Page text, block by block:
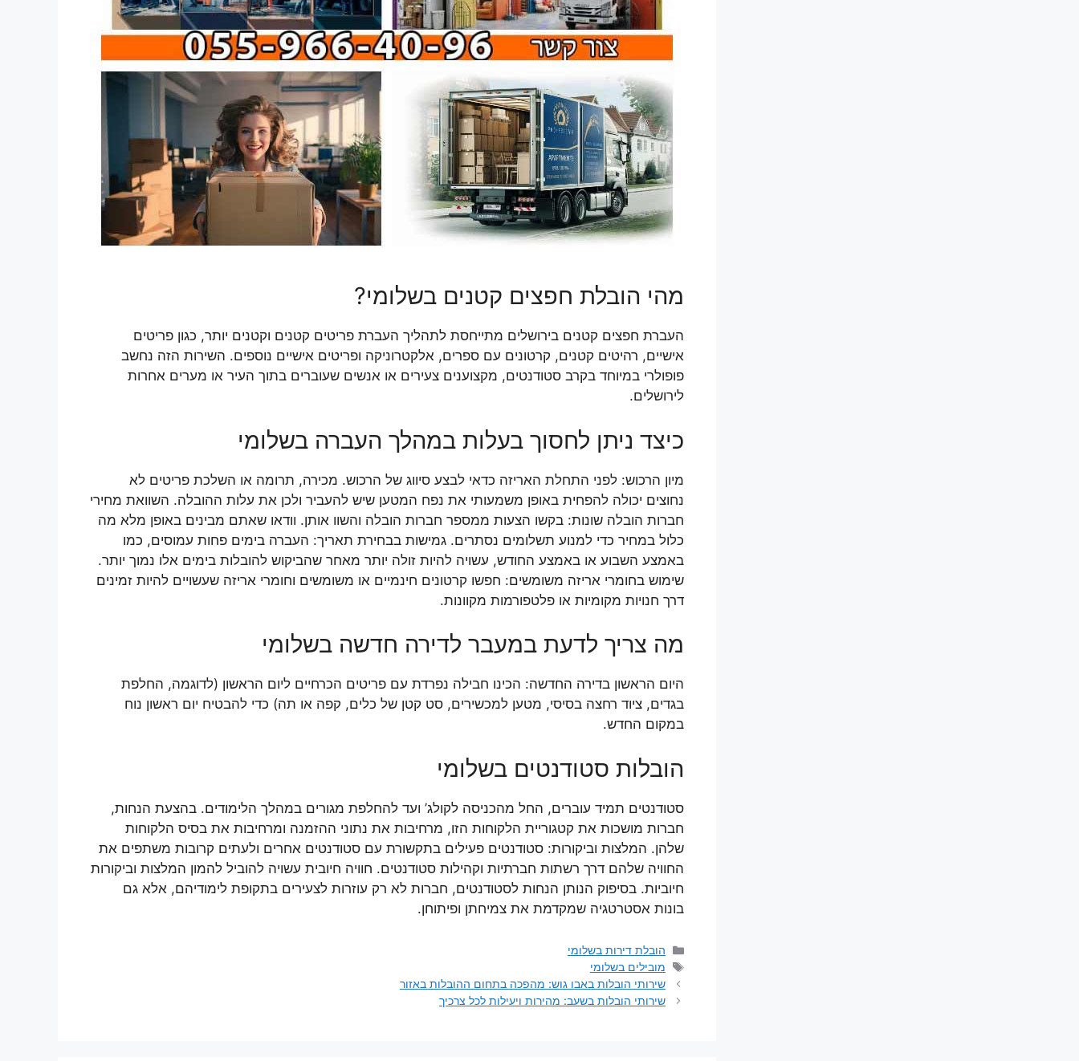
מהי הובלת חפצים קטנים בשלומי?
העברת חפצים קטנים בירושלים מתייחסת לתהליך העברת פריטים קטנים וקטנים יותר, כגון פריטים
אישיים, רהיטים קטנים, קרטונים עם ספרים, אלקטרוניקה ופריטים אישיים נוספים. השירות הזה נחשב
פופולרי במיוחד בקרב סטודנטים, מקצוענים צעירים או אנשים שעוברים בתוך העיר או מערים אחרות
לירושלים.
כיצד ניתן לחסוך בעלות במהלך העברה בשלומי
מיון הרכוש: לפני התחלת האריזה כדאי לבצע סיווג של הרכוש. מכירה, תרומה או השלכת פריטים לא
נחוצים יכולה להפחית באופן משמעותי את נפח המטען שיש להעביר ולכן את עלות ההובלה. השוואת מחירי
חברות הובלה שונות: בקשו הצעות ממספר חברות הובלה והשוו אותן. וודאו שאתם מבינים באופן מלא מה
כלול במחיר כדי למנוע תשלומים נסתרים. גמישות בבחירת תאריך: העברה בימים פחות עמוסים, כמו
באמצע השבוע או באמצע החודש, עשויה להיות זולה יותר מאחר שהביקוש להובלות בימים אלו נמוך יותר.
שימוש בחומרי אריזה משומשים: חפשו קרטונים חינמיים או משומשים וחומרי אריזה שעשויים להיות זמינים
דרך חנויות מקומיות או פלטפורמות מקוונות.
מה צריך לדעת במעבר לדירה חדשה בשלומי
היום הראשון בדירה החדשה: הכינו חבילה נפרדת עם פריטים הכרחיים ליום הראשון (לדוגמה, החלפת
בגדים, ציוד רחצה בסיסי, מטען למכשירים, סט קטן של כלים, קפה או תה) כדי להבטיח יום ראשון נוח
במקום החדש.
הובלות סטודנטים בשלומי
סטודנטים תמיד עוברים, החל מהכניסה לקולג’ ועד להחלפת מגורים במהלך הלימודים. בהצעת הנחות,
חברות מושכות את קטגוריית הלקוחות הזו, מרחיבות את נתוני ההזמנה ומרחיבות את בסיס הלקוחות
שלהן. המלצות וביקורות: סטודנטים פעילים בתקשורת עם סטודנטים אחרים ולעתים קרובות משתפים את
החוויה שלהם דרך רשתות חברתיות וקהילות סטודנטים. חוויה חיובית עשויה להוביל להמון המלצות וביקורות
חיוביות. בסיפוק הנותן הנחות לסטודנטים, חברות לא רק עוזרות לצעירים בתקופת לימודיהם, אלא גם
בונות אסטרטגיה שמקדמת את צמיחתן ופיתוחן.
קטגוריות
הובלת דירות בשלומי
תגיות
מובילים בשלומי
שירותי הובלות באבו גוש: מהפכה בתחום ההובלות באזור
שירותי הובלות בשעב: מהירות ויעילות לכל צרכיך